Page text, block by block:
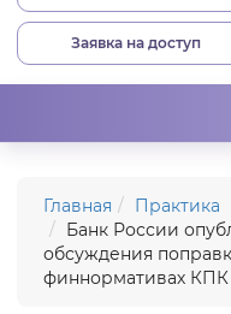
Заявка на доступ
Главная
Практика
Банк России
обсуждения
финнормативах КПК